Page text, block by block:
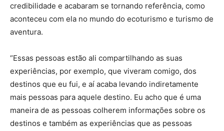
credibilidade e acabaram se tornando referência, como
aconteceu com ela no mundo do ecoturismo e turismo de
aventura.
“Essas pessoas estão ali compartilhando as suas
experiências, por exemplo, que viveram comigo, dos
destinos que eu fui, e aí acaba levando indiretamente
mais pessoas para aquele destino. Eu acho que é uma
maneira de as pessoas colherem informações sobre os
destinos e também as experiências que as pessoas